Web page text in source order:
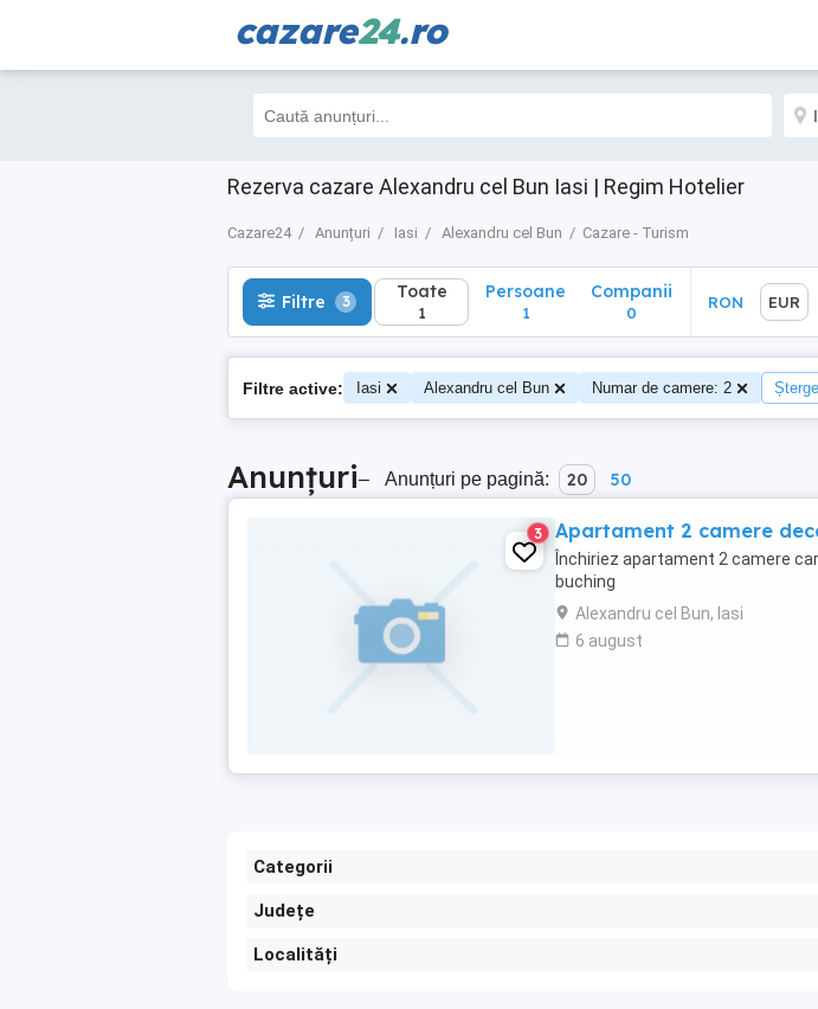
cazare24.ro
Rezerva cazare Alexandru cel Bun Iasi | Regim Hotelier
Cazare24 Anunțuri Iasi Alexandru cel Bun Cazare - Turism
Filtre 3 Toate
1
Filtre 3 Toate
1
Persoane
1
Companii
0
RON EUR
Filtre active: Iasi Alexandru cel Bun Numar de camere: 2
Anunțuri– Anunțuri pe pagină: 20 50
3 Apartament 2 camere
Închiriez apartament 2 camere
buching
Alexandru cel Bun, Iasi
6 august
Categorii
Județe
Localități